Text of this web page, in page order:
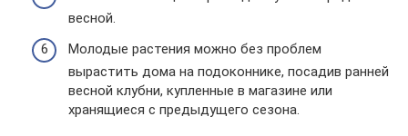
весной.
Молодые растения можно без проблем
вырастить дома на подоконнике, посадив ранней
весной клубни, купленные в магазине или
хранящиеся с предыдущего сезона.